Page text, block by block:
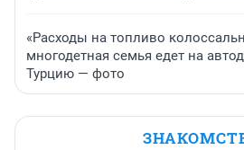
«Расходы на топливо
многодетная семья едет на
Турцию — фото